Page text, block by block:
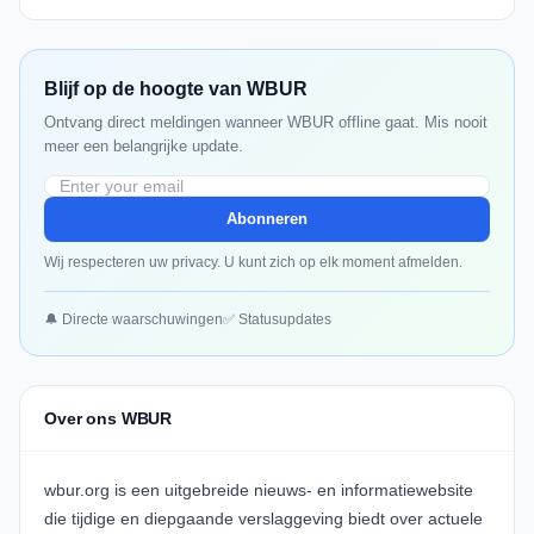
Blijf op de hoogte van WBUR
Ontvang direct meldingen wanneer WBUR offline gaat. Mis nooit
meer een belangrijke update.
Abonneren
Wij respecteren uw privacy. U kunt zich op elk moment afmelden.
🔔 Directe waarschuwingen✅ Statusupdates
Over ons WBUR
wbur.org is een uitgebreide nieuws- en informatiewebsite
die tijdige en diepgaande verslaggeving biedt over actuele